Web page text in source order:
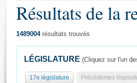
Général
Résultats de la
1489004résultats trouvés
LÉGISLATURE (Cliquez sur l'un
17e législature Précédentes